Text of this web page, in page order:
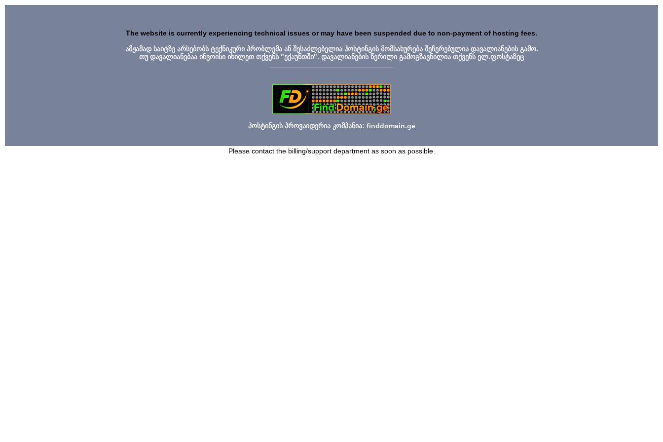
The website is currently experiencing technical issues or may have been suspended due to non-payment of hosting fees.
ამჟამად საიტზე არსებობს ტექნიკური პრობლემა ან შესაძლებელია ჰოსტინგის მომსახურება შეჩერებულია დავალიანების გამო.
თუ დავალიანებაა ინვოისი იხილეთ თქვენს "ექაუნთში". დავალიანების წერილი გამოგზავნილია თქვენს ელ.ფოსტაზეც
ჰოსტინგის პროვაიდერია კომპანია: finddomain.ge
Please contact the billing/support department as soon as possible.